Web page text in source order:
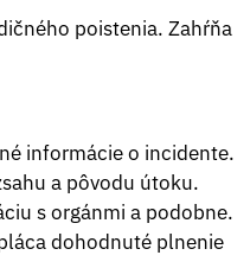
poistenia. Zahŕňa
informácie o incidente.
a pôvodu útoku.
s orgánmi a podobne.
dohodnuté plnenie